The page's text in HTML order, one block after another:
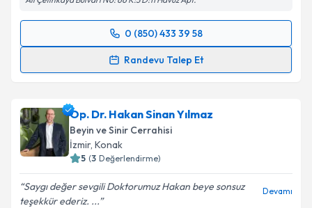
0 (850) 433 39 58
Randevu Talep Et
Randevu Takvimi Talebi
takvim hazırlandığında e-posta ile bilgilendireceğiz.
E-posta Adresiniz
Op. Dr. Hakan Sinan Yılmaz
Beyin ve Sinir Cerrahisi
İzmir, Konak
5 (3 Değerlendirme)
Saygı değer sevgili Doktorumuz Hakan beye sonsuz
teşekkür ederiz. ...
Devamı